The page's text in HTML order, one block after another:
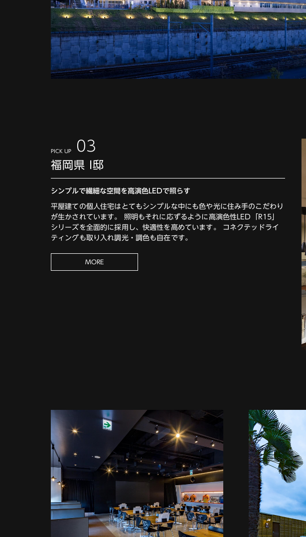
PICK UP 03
福岡県 I邸
シンプルで繊細な空間を高演色LEDで照らす
平屋建ての個人住宅はとてもシンプルな中にも色や光に住み手のこだわり
が生かされています。 照明もそれに応ずるように高演色性LED「R15」
シリーズを全面的に採用し、快適性を高めています。 コネクテッドライ
ティングも取り入れ調光・調色も自在です。
MORE